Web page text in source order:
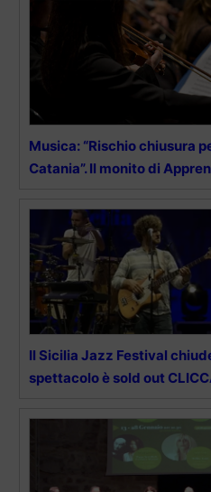
Musica: “Rischio chiusura
Catania”. Il monito di
Il Sicilia Jazz Festival
spettacolo è sold out